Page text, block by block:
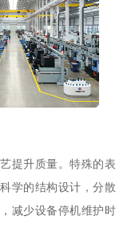
提升质量。特殊的表
学的结构设计，分散
减少设备停机维护时